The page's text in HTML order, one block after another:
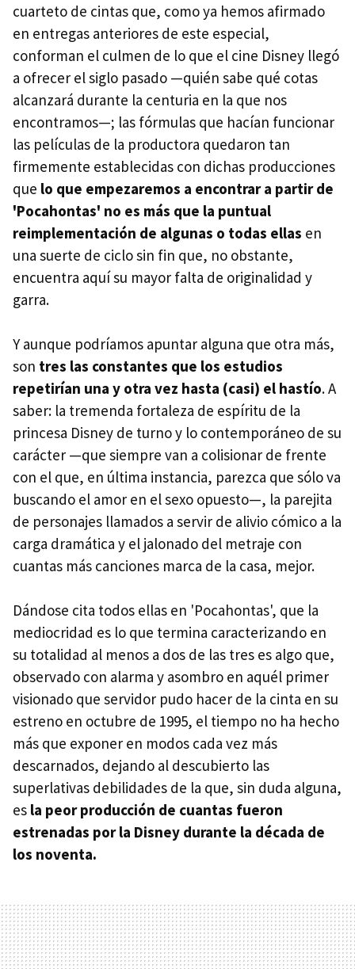
cuarteto de cintas que, como ya hemos afirmado
en entregas anteriores de este especial,
conforman el culmen de lo que el cine Disney llegó
a ofrecer el siglo pasado —quién sabe qué cotas
alcanzará durante la centuria en la que nos
encontramos—; las fórmulas que hacían funcionar
las películas de la productora quedaron tan
firmemente establecidas con dichas producciones
que lo que empezaremos a encontrar a partir de
'Pocahontas' no es más que la puntual
reimplementación de algunas o todas ellas en
una suerte de ciclo sin fin que, no obstante,
encuentra aquí su mayor falta de originalidad y
garra.
Y aunque podríamos apuntar alguna que otra más,
son tres las constantes que los estudios
repetirían una y otra vez hasta (casi) el hastío. A
saber: la tremenda fortaleza de espíritu de la
princesa Disney de turno y lo contemporáneo de su
carácter —que siempre van a colisionar de frente
con el que, en última instancia, parezca que sólo va
buscando el amor en el sexo opuesto—, la parejita
de personajes llamados a servir de alivio cómico a la
carga dramática y el jalonado del metraje con
cuantas más canciones marca de la casa, mejor.
Dándose cita todos ellas en 'Pocahontas', que la
mediocridad es lo que termina caracterizando en
su totalidad al menos a dos de las tres es algo que,
observado con alarma y asombro en aquél primer
visionado que servidor pudo hacer de la cinta en su
estreno en octubre de 1995, el tiempo no ha hecho
más que exponer en modos cada vez más
descarnados, dejando al descubierto las
superlativas debilidades de la que, sin duda alguna,
es la peor producción de cuantas fueron
estrenadas por la Disney durante la década de
los noventa.